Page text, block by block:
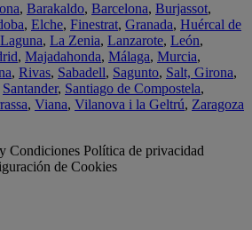
, Barakaldo, Barcelona, Burjassot,
, Elche, Finestrat, Granada, Huércal de
, La Zenia, Lanzarote, León,
, Majadahonda, Málaga, Murcia,
, Rivas, Sabadell, Sagunto, Salt, Girona,
Santander, Santiago de Compostela,
, Viana, Vilanova i la Geltrú, Zaragoza
Condiciones Política de privacidad
de Cookies